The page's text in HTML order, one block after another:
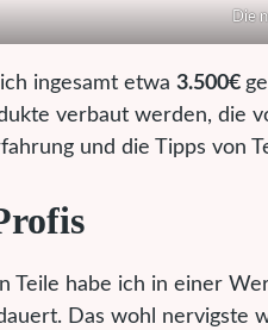
Die
ingesamt etwa 3.500€
verbaut werden, die
und die Tipps von
Teile habe ich in einer
Das wohl nervigste